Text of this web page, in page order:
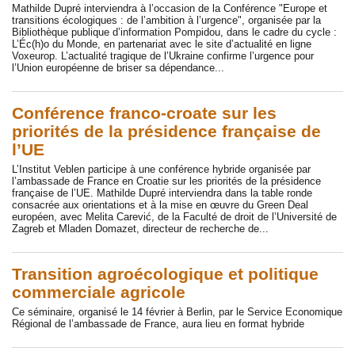
Mathilde Dupré interviendra à l’occasion de la Conférence "Europe et
transitions écologiques : de l’ambition à l’urgence", organisée par la
Bibliothèque publique d’information Pompidou, dans le cadre du cycle :
L’Éc(h)o du Monde, en partenariat avec le site d’actualité en ligne
Voxeurop. L’actualité tragique de l’Ukraine confirme l’urgence pour
l’Union européenne de briser sa dépendance...
Conférence franco-croate sur les
priorités de la présidence française de
l’UE
L’Institut Veblen participe à une conférence hybride organisée par
l’ambassade de France en Croatie sur les priorités de la présidence
française de l’UE. Mathilde Dupré interviendra dans la table ronde
consacrée aux orientations et à la mise en œuvre du Green Deal
européen, avec Melita Carević, de la Faculté de droit de l’Université de
Zagreb et Mladen Domazet, directeur de recherche de...
Transition agroécologique et politique
commerciale agricole
Ce séminaire, organisé le 14 février à Berlin, par le Service Economique
Régional de l’ambassade de France, aura lieu en format hybride